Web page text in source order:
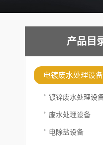
产品目
电镀废水处理设备
镀锌废水处理设
废水处理设备
电除盐设备